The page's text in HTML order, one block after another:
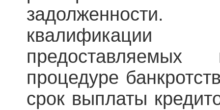
процедуре
срок выплаты